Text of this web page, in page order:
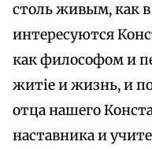
столь живым, как
интересуются
как философом и
житіе и жизнь, и
отца нашего
наставника и